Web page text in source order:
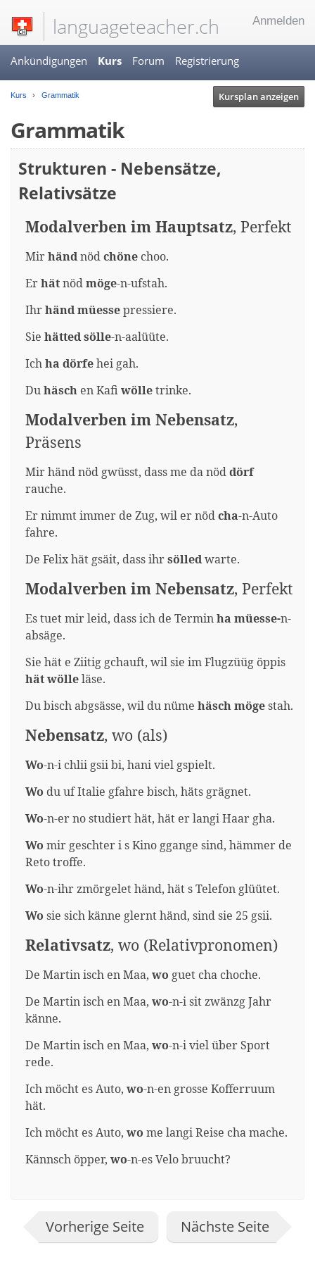
languageteacher.ch Anmelden
Ankündigungen Kurs Forum Registrierung
Kursplan anzeigen
Kurs Grammatik
Grammatik
Strukturen - Nebensätze,
Relativsätze
Modalverben im Hauptsatz, Perfekt
Mirhändnödchöne choo.
Erhätnödmöge-n-ufstah.
Ihrhändmüessepressiere.
Sie hättedsölle-n-aalüüte.
Ichha dörfehei gah.
Duhäsch en Kafiwölletrinke.
Modalverben im Nebensatz,
Präsens
Mir händ nöd gwüsst, dass me da nöddörf
rauche.
Er nimmt immer de Zug, wil er nödcha-n-Auto
fahre.
De Felix hät gsäit, dass ihrsölledwarte.
Modalverben im Nebensatz, Perfekt
Es tuet mir leid, dass ich de Terminha müesse-n-
absäge.
Sie hät e Ziitig gchauft, wil sie im Flugzüüg öppis
hätwölleläse.
Du bisch abgsässe, wil du nüme häschmögestah.
Nebensatz, wo (als)
Wo-n-i chlii gsii bi, hani viel gspielt.
Wo du uf Italie gfahre bisch, häts grägnet.
Wo-n-er no studiert hät, hät er langi Haar gha.
Wo mir geschter i s Kino ggange sind, hämmer de
Reto troffe.
Wo-n-ihr zmörgelet händ, hät s Telefon glüütet.
Wo sie sich känne glernt händ, sind sie 25 gsii.
Relativsatz, wo (Relativpronomen)
De Martin isch en Maa, wo guet cha choche.
De Martin isch en Maa, wo-n-i sit zwänzg Jahr
känne.
De Martin isch en Maa, wo-n-i viel über Sport
rede.
Ich möcht es Auto, wo-n-en grosse Kofferruum
hät.
Ich möcht es Auto, wo me langi Reise cha mache.
Kännsch öpper, wo-n-es Velo bruucht?
Vorherige Seite Nächste Seite